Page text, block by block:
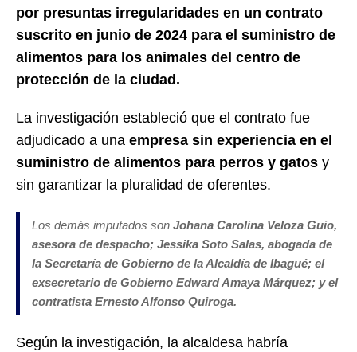
por presuntas irregularidades en un contrato
suscrito en junio de 2024 para el suministro de
alimentos para los animales del centro de
protección de la ciudad.
La investigación estableció que el contrato fue
adjudicado a una empresa sin experiencia en el
suministro de alimentos para perros y gatos y
sin garantizar la pluralidad de oferentes.
Los demás imputados son Johana Carolina Veloza Guio,
asesora de despacho; Jessika Soto Salas, abogada de
la Secretaría de Gobierno de la Alcaldía de Ibagué; el
exsecretario de Gobierno Edward Amaya Márquez; y el
contratista Ernesto Alfonso Quiroga.
Según la investigación, la alcaldesa habría